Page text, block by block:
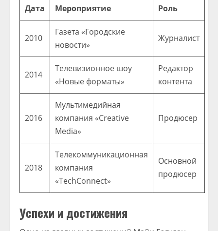
Дата Мероприятие Роль
2010
Газета «Городские
новости»
Журналист
2014
Телевизионное шоу
«Новые форматы»
Редактор
контента
2016
Мультимедийная
компания «Creative
Media»
Продюсер
2018
Телекоммуникационная
компания
«TechConnect»
Основной
продюсер
Успехи и достижения